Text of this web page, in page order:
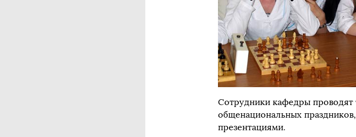
Сотрудники кафедры проводят
общенациональных
презентациями.